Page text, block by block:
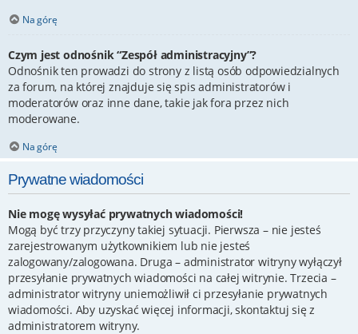
Na górę
Czym jest odnośnik “Zespół administracyjny”?
Odnośnik ten prowadzi do strony z listą osób odpowiedzialnych
za forum, na której znajduje się spis administratorów i
moderatorów oraz inne dane, takie jak fora przez nich
moderowane.
Na górę
Prywatne wiadomości
Nie mogę wysyłać prywatnych wiadomości!
Mogą być trzy przyczyny takiej sytuacji. Pierwsza – nie jesteś
zarejestrowanym użytkownikiem lub nie jesteś
zalogowany/zalogowana. Druga – administrator witryny wyłączył
przesyłanie prywatnych wiadomości na całej witrynie. Trzecia –
administrator witryny uniemożliwił ci przesyłanie prywatnych
wiadomości. Aby uzyskać więcej informacji, skontaktuj się z
administratorem witryny.